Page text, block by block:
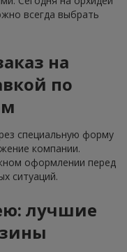
всегда выбрать
на
по
специальную форму
компании.
оформлении перед
ситуаций.
лучшие